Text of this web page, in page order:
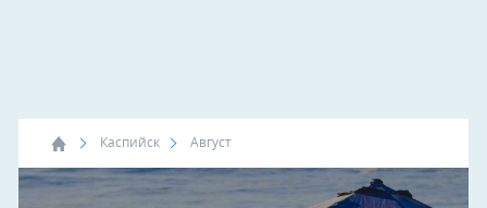
Каспийск Август